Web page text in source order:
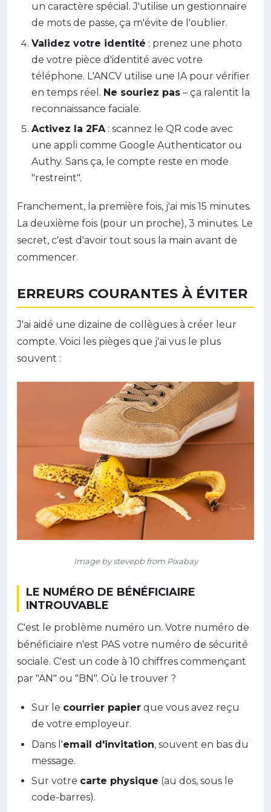
un caractère spécial. J'utilise un gestionnaire
de mots de passe, ça m'évite de l'oublier.
Validez votre identité : prenez une photo
de votre pièce d'identité avec votre
téléphone. L'ANCV utilise une IA pour vérifier
en temps réel. Ne souriez pas – ça ralentit la
reconnaissance faciale.
Activez la 2FA: scannez le QR code avec
une appli comme Google Authenticator ou
Authy. Sans ça, le compte reste en mode
"restreint".
Franchement, la première fois, j'ai mis 15 minutes.
La deuxième fois (pour un proche), 3 minutes. Le
secret, c'est d'avoir tout sous la main avant de
commencer.
ERREURS COURANTES À ÉVITER
J'ai aidé une dizaine de collègues à créer leur
compte. Voici les pièges que j'ai vus le plus
souvent :
Image by stevepb from Pixabay
LE NUMÉRO DE BÉNÉFICIAIRE
INTROUVABLE
C'est le problème numéro un. Votre numéro de
bénéficiaire n'est PAS votre numéro de sécurité
sociale. C'est un code à 10 chiffres commençant
par "AN" ou "BN". Où le trouver ?
Sur le courrier papier que vous avez reçu
de votre employeur.
Dans l'email d'invitation, souvent en bas du
message.
Sur votre carte physique (au dos, sous le
code-barres).